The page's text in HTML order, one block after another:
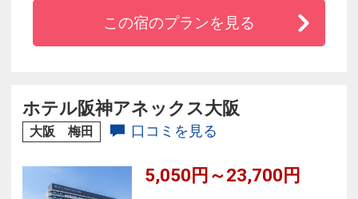
ナルモデルを採用し快適な睡眠をサポート
◆トイレ・バスセパレートタイプ客室やレイン
れた和洋バイキングが好評
◆お好みに合わせて選べる無料アメニティバー
この宿のプランを見る
ホテル阪神アネックス大阪
大阪 梅田 口コミを見る
5,050円～23,700円